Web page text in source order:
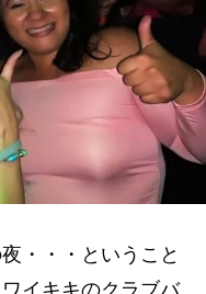
・・・ということ